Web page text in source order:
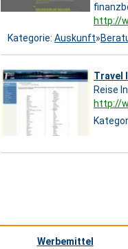
http://
Kategorie: Auskunft»
Travel
Reise
http://
Werbemittel